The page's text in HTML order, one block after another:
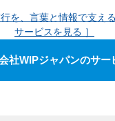
を、言葉と情報で支え
サービスを見る ］
社WIPジャパンのサー